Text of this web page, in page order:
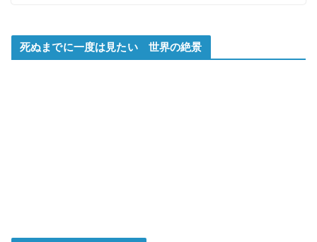
死ぬまでに一度は見たい 世界の絶景